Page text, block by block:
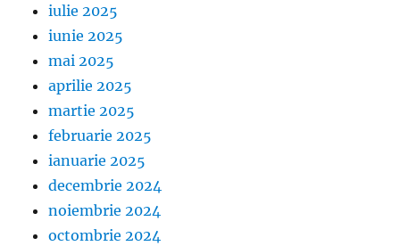
iulie 2025
iunie 2025
mai 2025
aprilie 2025
martie 2025
februarie 2025
ianuarie 2025
decembrie 2024
noiembrie 2024
octombrie 2024